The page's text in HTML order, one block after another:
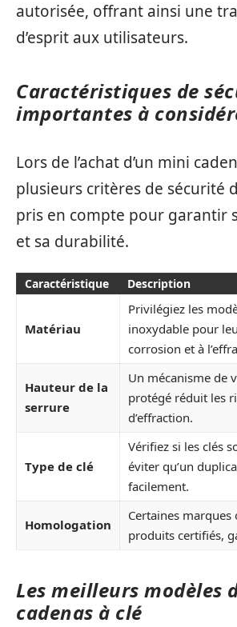
autorisée, offrant ainsi une
d’esprit aux utilisateurs.
Caractéristiques de
importantes à
Lors de l’achat d’un mini
plusieurs critères de sécurité
pris en compte pour garantir
et sa durabilité.
Caractéristique Description
Matériau
Privilégiez les
inoxydable pour
corrosion et à
Hauteur de la
serrure
Un mécanisme de
protégé réduit les
d’effraction.
Type de clé
Vérifiez si les clés
éviter qu’un
facilement.
Homologation
Certaines marques
produits certifiés,
Les meilleurs modèles
cadenas à clé